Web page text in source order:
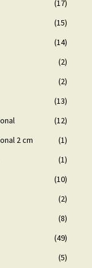
(17)
(15)
(14)
(2)
(2)
(13)
(12)
2 cm
(1)
(1)
(10)
(2)
(8)
(49)
(5)